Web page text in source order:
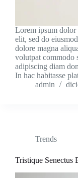
Lorem ipsum dolor
elit, sed do
dolore magna
volutpat commodo
adipiscing diam
In hac habitasse
admin
Trends
Tristique Senectus